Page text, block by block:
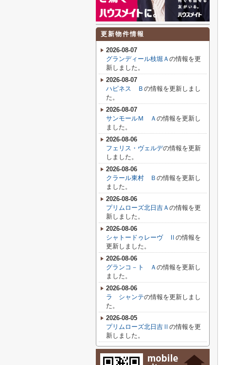
更新物件情報
2026-08-07
グランディール枝堀Ａ の情報を更
新しました。
2026-08-07
ハピネス Ｂ の情報を更新しまし
た。
2026-08-07
サンモールＭ Ａ の情報を更新し
ました。
2026-08-06
フェリス・ヴェルデの情報を更新
しました。
2026-08-06
クラール東村 Ｂ の情報を更新し
ました。
2026-08-06
プリムローズ北日吉Ａ の情報を更
新しました。
2026-08-06
シャトードゥレーヴ Ⅱ の情報を
更新しました。
2026-08-06
グランコ－ト Ａ の情報を更新し
ました。
2026-08-06
ラ シャンテの情報を更新しまし
た。
2026-08-05
プリムローズ北日吉Ⅱ の情報を更
新しました。